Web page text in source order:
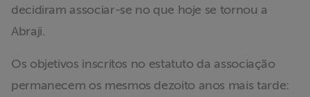
decidiram associar-se no que hoje se tornou a
Abraji.
Os objetivos inscritos no estatuto da associação
permanecem os mesmos dezoito anos mais tarde: